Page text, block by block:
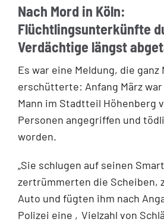
Nach Mord in Köln:
Flüchtlingsunterkünfte
Verdächtige längst
Es war eine Meldung, die ganz
erschütterte: Anfang März
Mann im Stadtteil Höhenberg
Personen angegriffen und
worden.
„Sie schlugen auf seinen
zertrümmerten die Scheiben,
Auto und fügten ihm nach
Polizei eine ‚Vielzahl von